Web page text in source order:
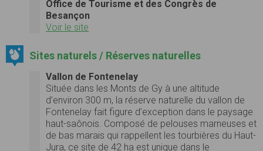
Office de Tourisme et des Congrès de
Besançon
Voir le site
Sites naturels / Réserves naturelles
Vallon de Fontenelay
Située dans les Monts de Gy à une altitude
d’environ 300 m, la réserve naturelle du vallon de
Fontenelay fait figure d’exception dans le paysage
haut-saônois. Composé de pelouses marneuses et
de bas marais qui rappellent les tourbières du Haut-
Jura, ce site de 42 ha est unique dans le